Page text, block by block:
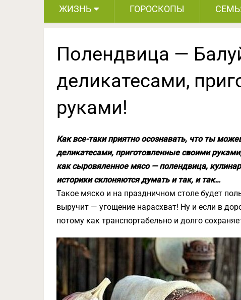
ЖИЗНЬ ГОРОСКОПЫ
Полендвица —
деликатесами,
руками!
Как все-таки приятно осознавать, что ты
деликатесами, приготовленные своими
как сыровяленное мясо — полендвица,
историки склоняются думать и так, и так…
Такое мяско и на праздничном столе будет
выручит — угощение нарасхват! Ну и если в
потому как транспортабельно и долго